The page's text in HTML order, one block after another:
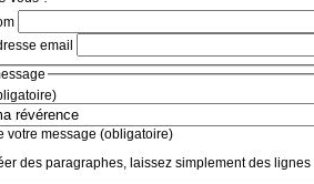
email
votre message (obligatoire)
des paragraphes, laissez simplement des lignes